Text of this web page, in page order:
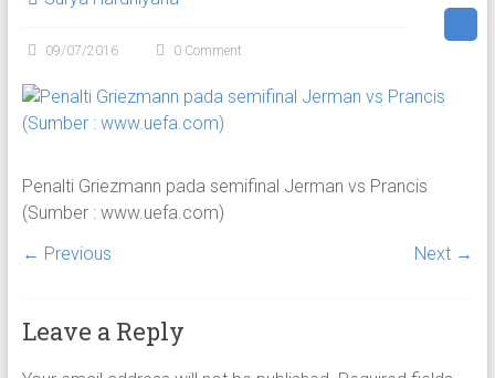
09/07/2016 0 Comment
Penalti Griezmann pada semifinal Jerman vs Prancis
(Sumber : www.uefa.com)
← Previous
Next →
Leave a Reply